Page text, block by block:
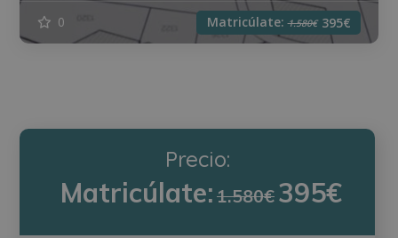
0 Matricúlate:1.580€ 395€
Precio:
Matricúlate:1.580€ 395€